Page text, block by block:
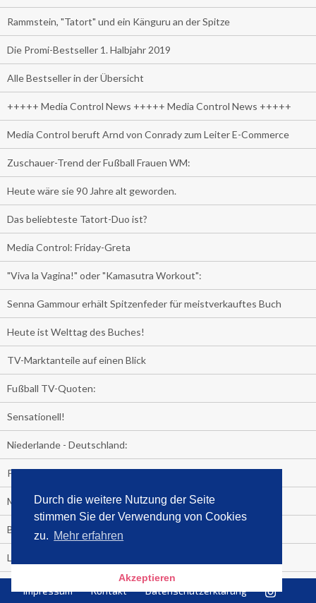
Durch die weitere Nutzung der Seite
stimmen Sie der Verwendung von Cookies
zu. Mehr erfahren
Akzeptieren
Rammstein, "Tatort" und ein Känguru an der Spitze
Die Promi-Bestseller 1. Halbjahr 2019
Alle Bestseller in der Übersicht
+++++ Media Control News +++++ Media Control News +++++
Media Control beruft Arnd von Conrady zum Leiter E-Commerce
Zuschauer-Trend der Fußball Frauen WM:
Heute wäre sie 90 Jahre alt geworden.
Das beliebteste Tatort-Duo ist?
Media Control: Friday-Greta
"Viva la Vagina!" oder "Kamasutra Workout":
Senna Gammour erhält Spitzenfeder für meistverkauftes Buch
Heute ist Welttag des Buches!
TV-Marktanteile auf einen Blick
Fußball TV-Quoten:
Sensationell!
Niederlande - Deutschland:
PRESSEMITTEILUNG
Media Control eBook-Panel
BIATHLON-WM im TV
Lagerfelds N°5
Wer schaut täglich fast sieben Stunden Fernsehen?
Impressum Kontakt Datenschutzerklärung